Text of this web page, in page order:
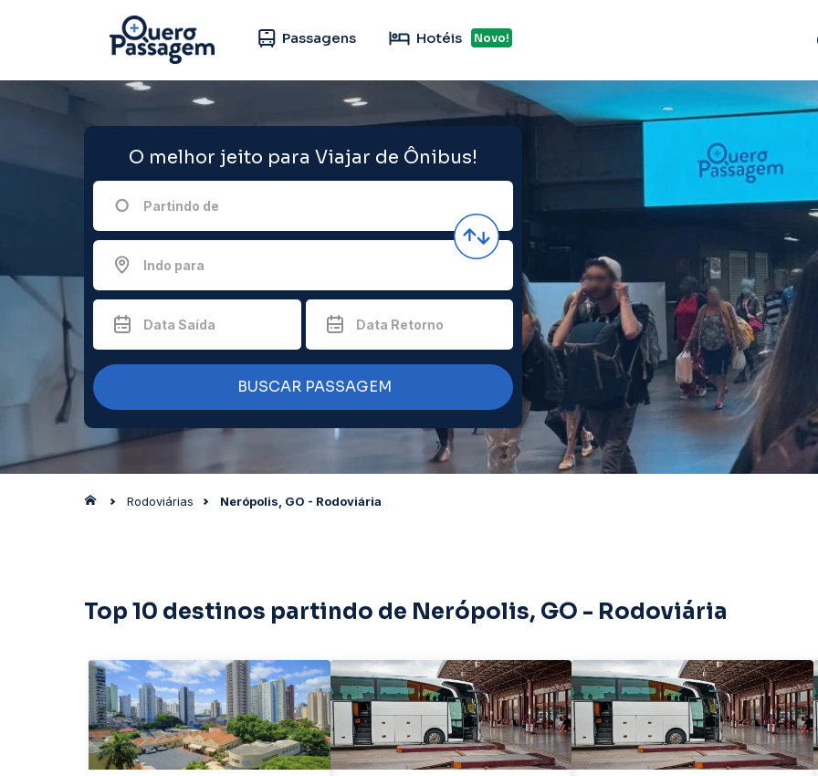
Passagens Hotéis Novo!
O melhor jeito para Viajar de Ônibus!
Partindo de
Indo para
Data Saída Data Retorno
BUSCAR PASSAGEM
Rodoviárias Nerópolis, GO - Rodoviária
Top 10 destinos partindo de Nerópolis, GO - Rodoviária